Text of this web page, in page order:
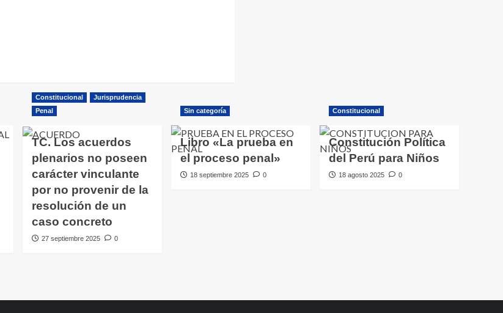
Constitucional
Jurisprudencia
Penal
TC. Los acuerdos
plenarios no poseen
carácter vinculante
por no provenir de la
resolución de un
caso concreto
27 septiembre 2025 0
Sin categoría
Libro «La prueba en
el proceso penal»
18 septiembre 2025 0
Constitucional
Constitución Política
del Perú para Niños
18 agosto 2025 0